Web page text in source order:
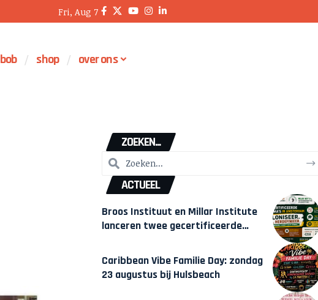
Fri, Aug 7
bob shop over ons
ZOEKEN...
ACTUEEL
Broos Instituut en Millar Institute
lanceren twee gecertificeerde
Amsterdam
Caribbean Vibe Familie Day: zondag
23 augustus bij Hulsbeach